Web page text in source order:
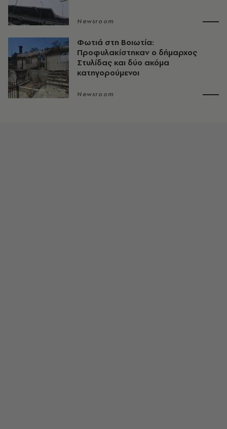
Newsroom
Φωτιά στη Βοιωτία:
Προφυλακίστηκαν ο δήμαρχος
Στυλίδας και δύο ακόμα
κατηγορούμενοι
Newsroom